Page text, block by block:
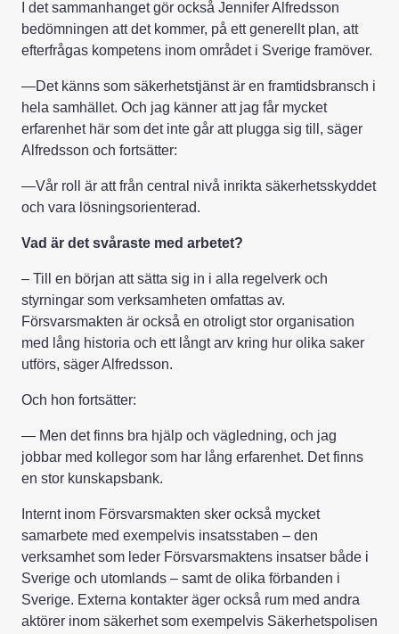
I det sammanhanget gör också Jennifer Alfredsson
bedömningen att det kommer, på ett generellt plan, att
efterfrågas kompetens inom området i Sverige framöver.
—Det känns som säkerhetstjänst är en framtidsbransch i
hela samhället. Och jag känner att jag får mycket
erfarenhet här som det inte går att plugga sig till, säger
Alfredsson och fortsätter:
—Vår roll är att från central nivå inrikta säkerhetsskyddet
och vara lösningsorienterad.
Vad är det svåraste med arbetet?
– Till en början att sätta sig in i alla regelverk och
styrningar som verksamheten omfattas av.
Försvarsmakten är också en otroligt stor organisation
med lång historia och ett långt arv kring hur olika saker
utförs, säger Alfredsson.
Och hon fortsätter:
— Men det finns bra hjälp och vägledning, och jag
jobbar med kollegor som har lång erfarenhet. Det finns
en stor kunskapsbank.
Internt inom Försvarsmakten sker också mycket
samarbete med exempelvis insatsstaben – den
verksamhet som leder Försvarsmaktens insatser både i
Sverige och utomlands – samt de olika förbanden i
Sverige. Externa kontakter äger också rum med andra
aktörer inom säkerhet som exempelvis Säkerhetspolisen